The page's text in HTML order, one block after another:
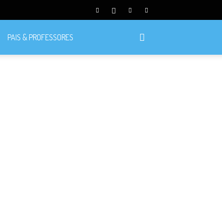
PAIS & PROFESSORES